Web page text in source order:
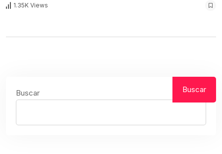
1.35K Views
Buscar Buscar